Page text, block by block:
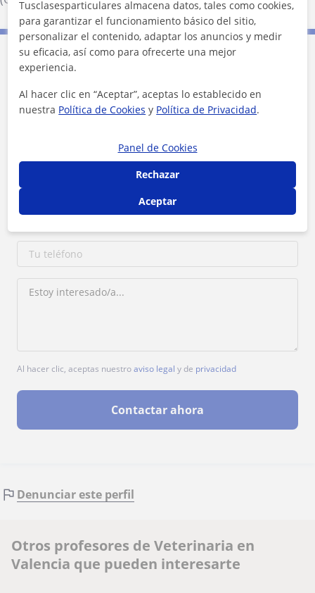
Contacta con Mauricio
Tarifa 20
Al hacer clic, aceptas nuestroaviso legal y de privacidad
Contactar ahora
Denunciar este perfil
Otros profesores de Veterinaria en
Valencia que pueden interesarte
Tusclasesparticulares almacena datos, tales como cookies,
para garantizar el funcionamiento básico del sitio,
personalizar el contenido, adaptar los anuncios y medir
su eficacia, así como para ofrecerte una mejor
experiencia.
Al hacer clic en “Aceptar”, aceptas lo establecido en
nuestra Política de Cookies y Política de Privacidad.
Panel de Cookies
Rechazar
Aceptar